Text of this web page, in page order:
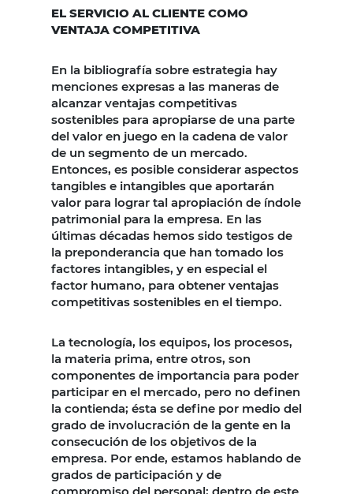
EL SERVICIO AL CLIENTE COMO
VENTAJA COMPETITIVA
En la bibliografía sobre estrategia hay
menciones expresas a las maneras de
alcanzar ventajas competitivas
sostenibles para apropiarse de una parte
del valor en juego en la cadena de valor
de un segmento de un mercado.
Entonces, es posible considerar aspectos
tangibles e intangibles que aportarán
valor para lograr tal apropiación de índole
patrimonial para la empresa. En las
últimas décadas hemos sido testigos de
la preponderancia que han tomado los
factores intangibles, y en especial el
factor humano, para obtener ventajas
competitivas sostenibles en el tiempo.
La tecnología, los equipos, los procesos,
la materia prima, entre otros, son
componentes de importancia para poder
participar en el mercado, pero no definen
la contienda; ésta se define por medio del
grado de involucración de la gente en la
consecución de los objetivos de la
empresa. Por ende, estamos hablando de
grados de participación y de